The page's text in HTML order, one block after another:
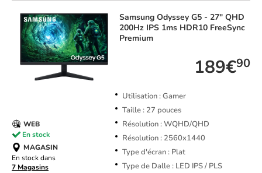
Samsung Odyssey G5 - 27" QHD
200Hz IPS 1ms HDR10 FreeSync
Premium
189€90
Utilisation : Gamer
Taille : 27 pouces
Résolution : WQHD/QHD
Résolution : 2560x1440
Type d'écran : Plat
Type de Dalle : LED IPS / PLS
WEB
En stock
MAGASIN
En stock dans
7 Magasins